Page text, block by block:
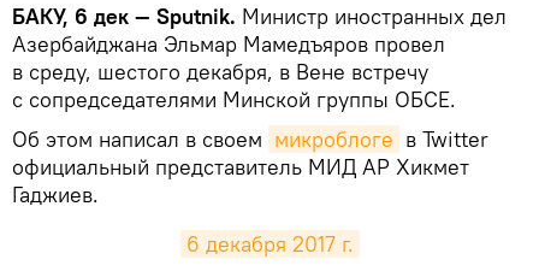
БАКУ, 6 дек — Sputnik. Министр иностранных дел
Азербайджана Эльмар Мамедъяров провел
в среду, шестого декабря, в Вене встречу
с сопредседателями Минской группы ОБСЕ.
Об этом написал в своем микроблоге в Twitter
официальный представитель МИД АР Хикмет
Гаджиев.
6 декабря 2017 г.